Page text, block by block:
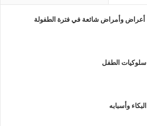
أعراض وأمراض شائعة في فترة الطفولة
سلوكيات الطفل
البكاء وأسبابه